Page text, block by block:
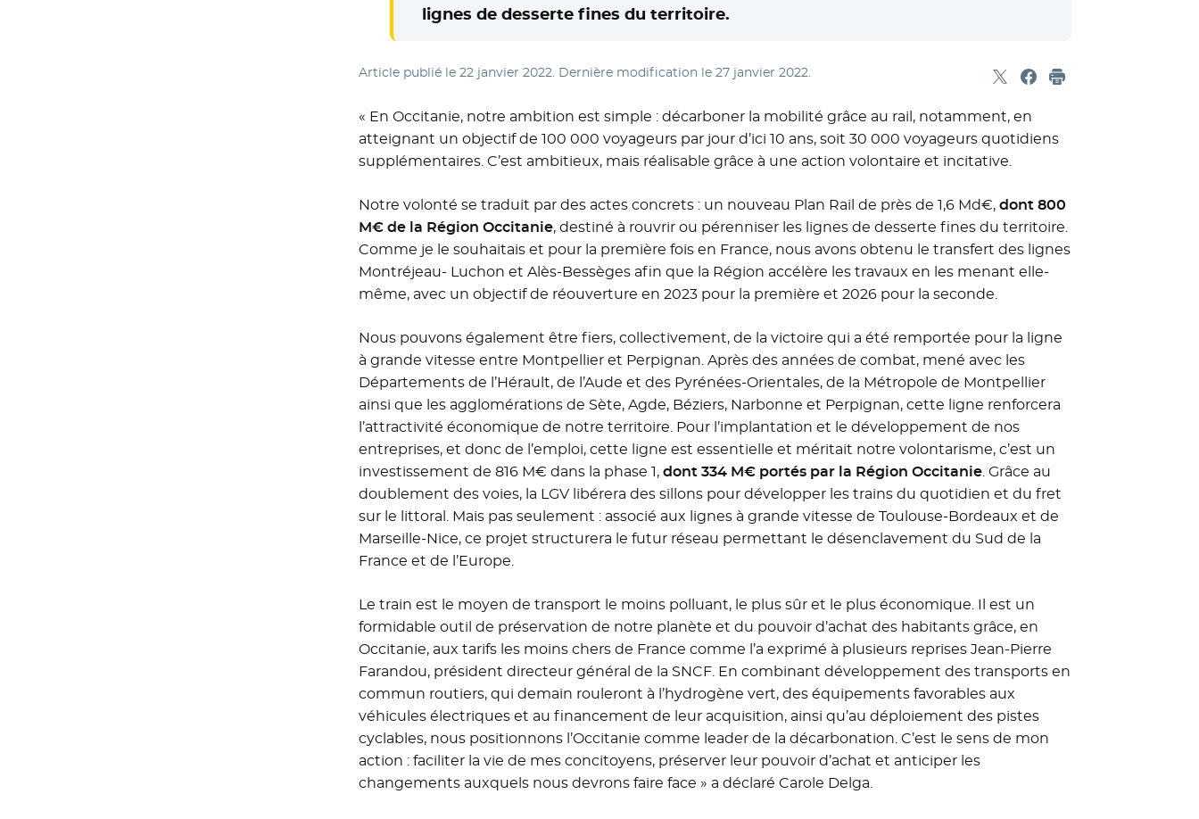
lignes de desserte fines du territoire.
Article publié le 22 janvier 2022. Dernière modification le 27 janvier 2022.
Partager sur X
- Nouvelle fenêtre
Partager sur Facebook
- Nouvelle fenêtre
Imprimer
« En Occitanie, notre ambition est simple : décarboner la mobilité grâce au rail, notamment, en
atteignant un objectif de 100 000 voyageurs par jour d’ici 10 ans, soit 30 000 voyageurs quotidiens
supplémentaires. C’est ambitieux, mais réalisable grâce à une action volontaire et incitative.
Notre volonté se traduit par des actes concrets : un nouveau Plan Rail de près de 1,6 Md€, dont 800
M€ de la Région Occitanie, destiné à rouvrir ou pérenniser les lignes de desserte fines du territoire.
Comme je le souhaitais et pour la première fois en France, nous avons obtenu le transfert des lignes
Montréjeau- Luchon et Alès-Bessèges afin que la Région accélère les travaux en les menant elle-
même, avec un objectif de réouverture en 2023 pour la première et 2026 pour la seconde.
Nous pouvons également être fiers, collectivement, de la victoire qui a été remportée pour la ligne
à grande vitesse entre Montpellier et Perpignan. Après des années de combat, mené avec les
Départements de l’Hérault, de l’Aude et des Pyrénées-Orientales, de la Métropole de Montpellier
ainsi que les agglomérations de Sète, Agde, Béziers, Narbonne et Perpignan, cette ligne renforcera
l’attractivité économique de notre territoire. Pour l’implantation et le développement de nos
entreprises, et donc de l’emploi, cette ligne est essentielle et méritait notre volontarisme, c’est un
investissement de 816 M€ dans la phase 1, dont 334 M€ portés par la Région Occitanie. Grâce au
doublement des voies, la LGV libérera des sillons pour développer les trains du quotidien et du fret
sur le littoral. Mais pas seulement : associé aux lignes à grande vitesse de Toulouse-Bordeaux et de
Marseille-Nice, ce projet structurera le futur réseau permettant le désenclavement du Sud de la
France et de l’Europe.
Le train est le moyen de transport le moins polluant, le plus sûr et le plus économique. Il est un
formidable outil de préservation de notre planète et du pouvoir d’achat des habitants grâce, en
Occitanie, aux tarifs les moins chers de France comme l’a exprimé à plusieurs reprises Jean-Pierre
Farandou, président directeur général de la SNCF. En combinant développement des transports en
commun routiers, qui demain rouleront à l’hydrogène vert, des équipements favorables aux
véhicules électriques et au financement de leur acquisition, ainsi qu’au déploiement des pistes
cyclables, nous positionnons l’Occitanie comme leader de la décarbonation. C’est le sens de mon
action : faciliter la vie de mes concitoyens, préserver leur pouvoir d’achat et anticiper les
changements auxquels nous devrons faire face » a déclaré Carole Delga.